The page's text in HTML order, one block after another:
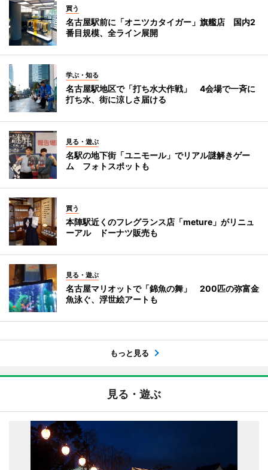
買う
名古屋駅前に「オニツカタイガー」旗艦店 国内2
番目規模、全ライン展開
学ぶ・知る
名古屋駅地区で「打ち水大作戦」 4会場で一斉に
打ち水、街に涼しさ届ける
見る・遊ぶ
名駅の地下街「ユニモール」でリアル謎解きゲー
ム フォトスポットも
買う
本陣駅近くのフレグランス店「meture」がリニュ
ーアル ドーナツ販売も
見る・遊ぶ
名古屋マリオットで「錦魚の舞」 200匹の弥富金
魚泳ぐ、浮世絵アートも
もっと見る
見る・遊ぶ